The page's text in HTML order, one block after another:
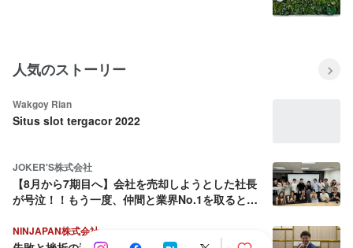
人気のストーリー
Wakgoy Rian
Situs slot tergacor 2022
JOKER'S株式会社
【8月から7期目へ】会社を売却しようとした社長
が号泣！！もう一度、仲間と業界No.1を取ると決
NINJAPAN株式会社